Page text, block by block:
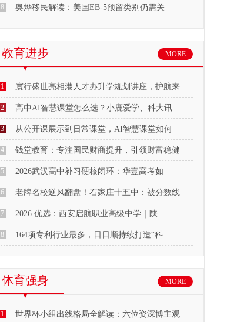
8 奥烨移民解读：美国EB-5预留类别仍需关
教育进步 MORE
1 寰行盛世亮相港人才办升学规划讲座，护航来
2 高中AI智慧课堂怎么选？小鹿爱学、科大讯
3 从公开课展示到日常课堂，AI智慧课堂如何
4 钱堂教育：专注国民财商提升，引领财富稳健
5 2026武汉高中补习硬核闭环：华壹高考如
6 老牌名校逆风翻盘！石家庄十五中：被分数线
7 2026 优选：西安启航职业高级中学｜陕
8 164项专利行业最多，日日顺持续打造“科
体育强身 MORE
1 世界杯小组出线格局全解读：六位资深博主观